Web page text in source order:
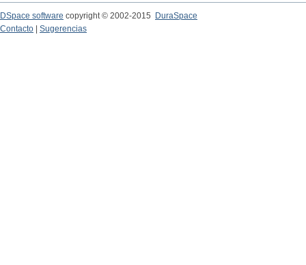
DSpace software copyright © 2002-2015
DuraSpace
Contacto
Sugerencias